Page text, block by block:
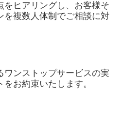
をヒアリングし、お客様そ
を複数人体制でご相談に対
ワンストップサービスの実
お約束いたします。